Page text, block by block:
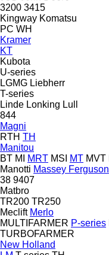
3200 3415
Kingway Komatsu
PC WH
Kramer
KT
Kubota
U-series
LGMG Liebherr
T-series
Linde Lonking Lull
844
Magni
RTH TH
Manitou
BT MI MRT MSI MT MVT
Manotti Massey Ferguson
38 9407
Matbro
TR200 TR250
Meclift Merlo
MULTIFARMER P-series
TURBOFARMER
New Holland